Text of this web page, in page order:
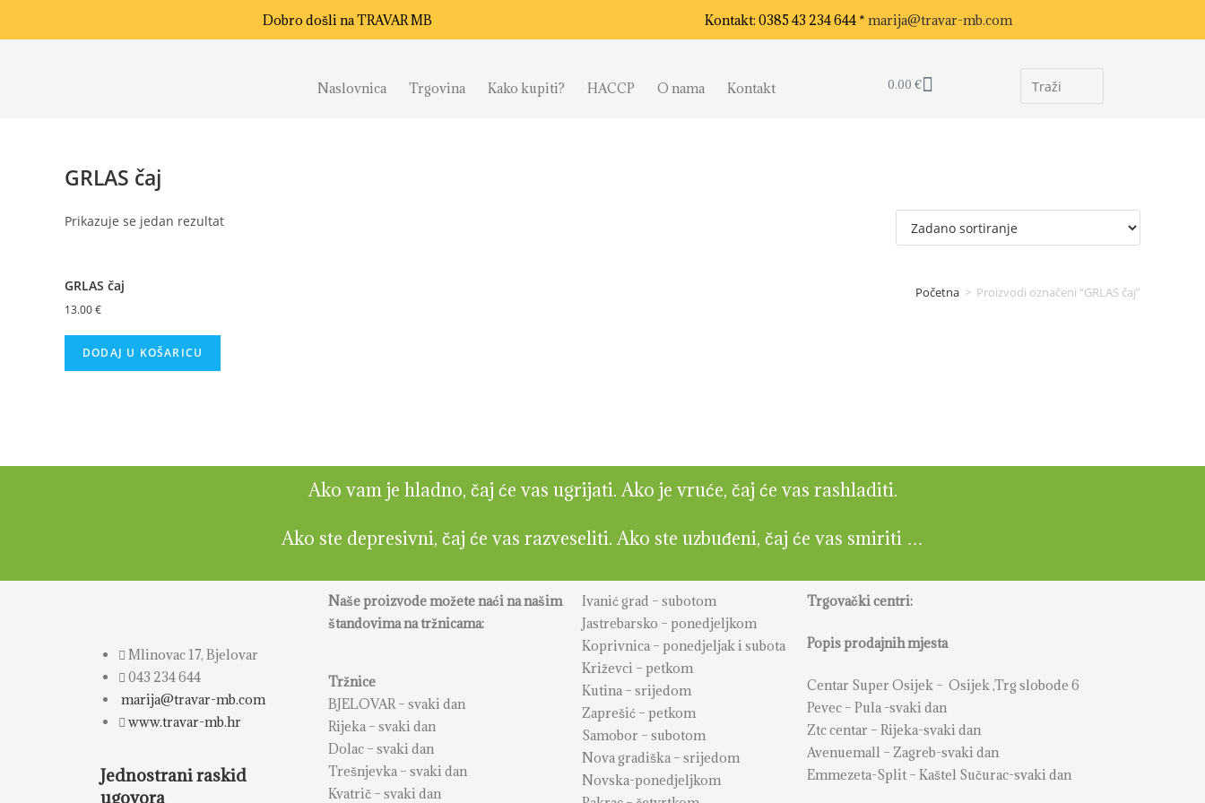
Dobro došli na TRAVAR MB Kontakt: 0385 43 234 644 * marija@travar-mb.com
Naslovnica Trgovina Kako kupiti? HACCP O nama Kontakt 0.00€
Početna > Proizvodi označeni “GRLAS čaj”
GRLAS čaj
Prikazuje se jedan rezultat
GRLAS čaj
13.00€
DODAJ U KOŠARICU
Ako vam je hladno, čaj će vas ugrijati. Ako je vruće, čaj će vas rashladiti.
Ako ste depresivni, čaj će vas razveseliti. Ako ste uzbuđeni, čaj će vas smiriti …
Mlinovac 17, Bjelovar
043 234 644
marija@travar-mb.com
www.travar-mb.hr
Jednostrani raskid
ugovora
Naše proizvode možete naći na našim
štandovima na tržnicama:
Tržnice
BJELOVAR – svaki dan
Rijeka – svaki dan
Dolac – svaki dan
Trešnjevka – svaki dan
Kvatrič – svaki dan
Ivanić grad – subotom
Jastrebarsko – ponedjeljkom
Koprivnica – ponedjeljak i subota
Križevci – petkom
Kutina – srijedom
Zaprešić – petkom
Samobor – subotom
Nova gradiška – srijedom
Novska-ponedjeljkom
Trgovački centri:
Popis prodajnih mjesta
Centar Super Osijek – Osijek ,Trg slobode 6
Pevec – Pula -svaki dan
Ztc centar – Rijeka-svaki dan
Avenuemall – Zagreb-svaki dan
Emmezeta-Split – Kaštel Sučurac-svaki dan